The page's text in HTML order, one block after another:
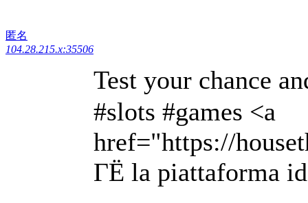
匿名
104.28.215.x:35506
Test your chance
#slots #games <a
href="https://
ГЁ la piattaforma